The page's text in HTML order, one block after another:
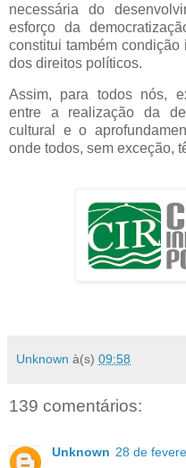
necessária do
esforço da
constitui também
dos direitos políticos.
Assim, para todos nós,
entre a realização da
cultural e o
onde todos, sem exceção,
Unknown à(s) 09:58
139 comentários:
Unknown 28 de